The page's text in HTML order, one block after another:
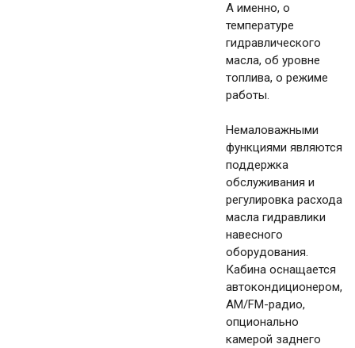
А именно, о
температуре
гидравлического
масла, об уровне
топлива, о режиме
работы.
Немаловажными
функциями являются
поддержка
обслуживания и
регулировка расхода
масла гидравлики
навесного
оборудования.
Кабина оснащается
автокондиционером,
AM/FM-радио,
опционально
камерой заднего